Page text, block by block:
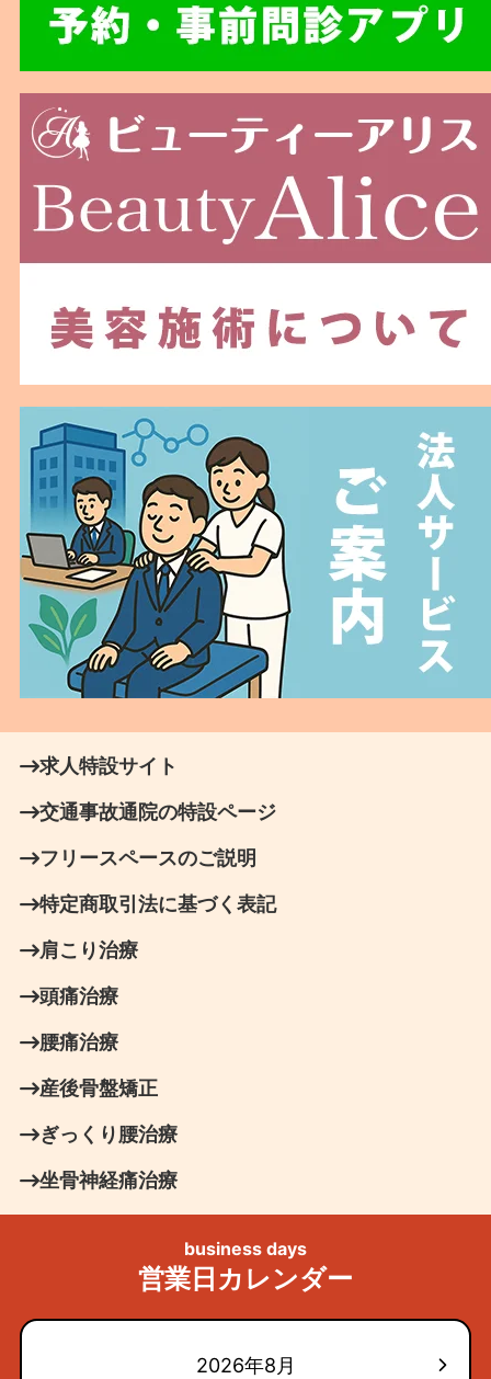
求人特設サイト
交通事故通院の特設ページ
フリースペースのご説明
特定商取引法に基づく表記
肩こり治療
頭痛治療
腰痛治療
産後骨盤矯正
ぎっくり腰治療
坐骨神経痛治療
営業日カレンダー
business days
2026年8月